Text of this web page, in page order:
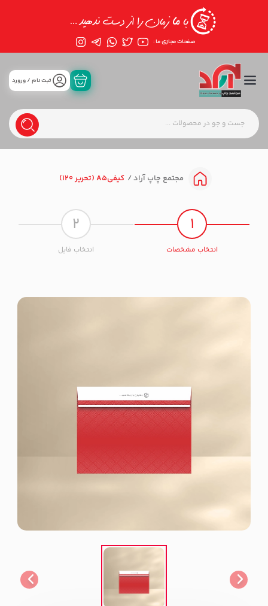
صفحات مجازی ما :
ثبت نام / ورورد
مجتمع چاپ آراد کیفیA5 (تحریر 120)
1
انتخاب مشخصات
2
انتخاب فایل